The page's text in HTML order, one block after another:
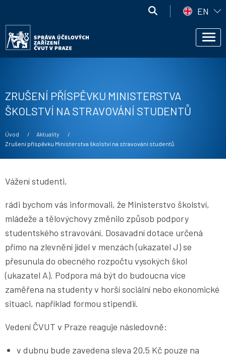
účelových
zařízení
ČVUT
EN
Správa
účelových
zařízení
ZRUŠENÍ PŘÍSPĚVKU MINISTERSTVA
ŠKOLSTVÍ NA STRAVOVÁNÍ STUDENTŮ
Drobečková navigace
Úvod
Aktuality
Current:
Zrušení příspěvku Ministerstva školství na stravování studentů
Vážení studenti,
rádi bychom vás informovali, že Ministerstvo školství,
mládeže a tělovýchovy změnilo způsob podpory
studentského stravování. Dosavadní dotace určená
přímo na zlevnění jídel v menzách (ukazatel J) se
přesunula do obecného rozpočtu vysokých škol
(ukazatel A). Podpora má být do budoucna více
zaměřena na studenty v horší sociální nebo ekonomické
situaci, například formou stipendií.
Vedení ČVUT v Praze reaguje následovně:
v dubnu bude zavedena sleva 20,5 Kč pouze na